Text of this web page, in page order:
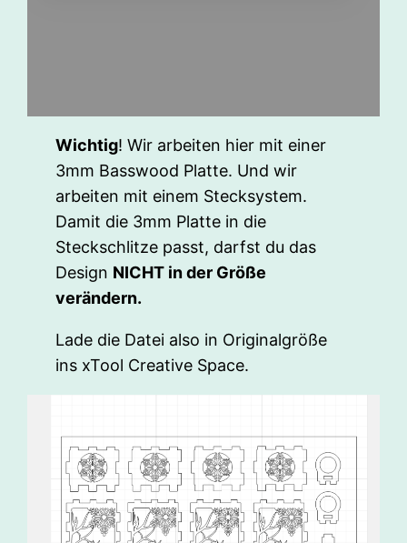
Wichtig! Wir arbeiten hier mit einer
3mm Basswood Platte. Und wir
arbeiten mit einem Stecksystem.
Damit die 3mm Platte in die
Steckschlitze passt, darfst du das
Design NICHT in der Größe
verändern.
Lade die Datei also in Originalgröße
ins xTool Creative Space.